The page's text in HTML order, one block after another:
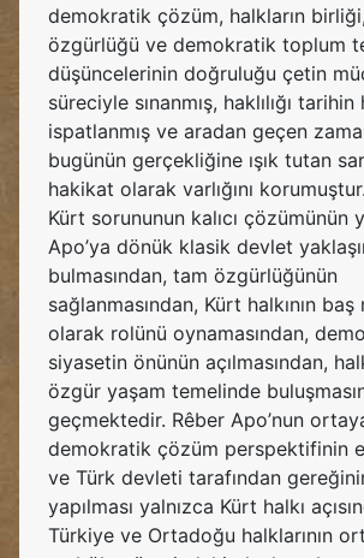
demokratik çözüm, halkların
özgürlüğü ve demokratik toplum
düşüncelerinin doğruluğu çetin
süreciyle sınanmış, haklılığı
ispatlanmış ve aradan geçen
bugünün gerçekliğine ışık tutan
hakikat olarak varlığını
Kürt sorununun kalıcı çözümünün
Apo’ya dönük klasik devlet
bulmasından, tam özgürlüğünün
sağlanmasından, Kürt halkının
olarak rolünü oynamasından,
siyasetin önünün açılmasından,
özgür yaşam temelinde
geçmektedir. Rêber Apo’nun
demokratik çözüm perspektifinin
ve Türk devleti tarafından
yapılması yalnızca Kürt halkı
Türkiye ve Ortadoğu halklarının